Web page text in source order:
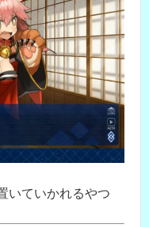
いていかれるやつ